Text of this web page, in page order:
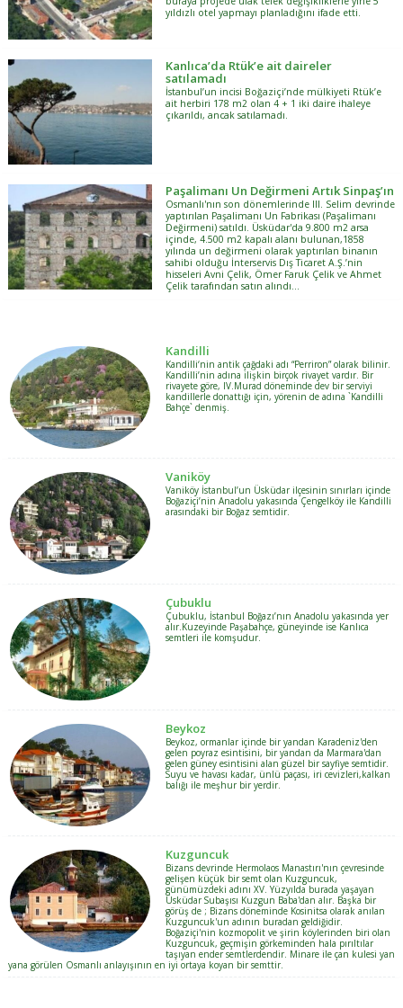
yıldızlı otel yapmayı planladığını ifade etti.
Kanlıca’da Rtük’e ait daireler
satılamadı
İstanbul’un incisi Boğaziçi’nde mülkiyeti Rtük’e
ait herbiri 178 m2 olan 4 + 1 iki daire ihaleye
çıkarıldı, ancak satılamadı.
Paşalimanı Un Değirmeni Artık Sinpaş’ın
Osmanlı'nın son dönemlerinde III. Selim devrinde
yaptırılan Paşalimanı Un Fabrikası (Paşalimanı
Değirmeni) satıldı. Üsküdar'da 9.800 m2 arsa
içinde, 4.500 m2 kapalı alanı bulunan,1858
yılında un değirmeni olarak yaptırılan binanın
sahibi olduğu İnterservis Dış Ticaret A.Ş.’nin
hisseleri Avni Çelik, Ömer Faruk Çelik ve Ahmet
Çelik tarafından satın alındı…
Kandilli
Kandilli‘nin antik çağdaki adı “Perriron” olarak bilinir.
Kandilli’nin adına ilişkin birçok rivayet vardır. Bir
rivayete göre, IV.Murad döneminde dev bir serviyi
kandillerle donattığı için, yörenin de adına `Kandilli
Bahçe` denmiş.
Vaniköy
Vaniköy İstanbul’un Üsküdar ilçesinin sınırları içinde
Boğaziçi’nin Anadolu yakasında Çengelköy ile Kandilli
arasındaki bir Boğaz semtidir.
Çubuklu
Çubuklu, İstanbul Boğazı’nın Anadolu yakasında yer
alır.Kuzeyinde Paşabahçe, güneyinde ise Kanlıca
semtleri ile komşudur.
Beykoz
Beykoz, ormanlar içinde bir yandan Karadeniz'den
gelen poyraz esintisini, bir yandan da Marmara'dan
gelen güney esintisini alan güzel bir sayfiye semtidir.
Suyu ve havası kadar, ünlü paçası, iri cevizleri,kalkan
balığı ile meşhur bir yerdir.
Kuzguncuk
Bizans devrinde Hermolaos Manastırı'nın çevresinde
gelişen küçük bir semt olan Kuzguncuk,
günümüzdeki adını XV. Yüzyılda burada yaşayan
Üsküdar Subaşısı Kuzgun Baba'dan alır. Başka bir
görüş de ; Bizans döneminde Kosinitsa olarak anılan
Kuzguncuk'un adının buradan geldiğidir.
Boğaziçi'nin kozmopolit ve şirin köylerinden biri olan
Kuzguncuk, geçmişin görkeminden hala pırıltılar
taşıyan ender semtlerdendir. Minare ile çan kulesi yan
yana görülen Osmanlı anlayışının en iyi ortaya koyan bir semttir.